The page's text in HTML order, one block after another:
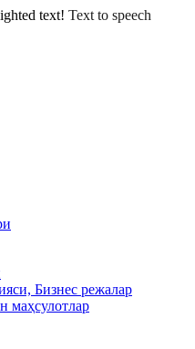
text! Text to speech
Бизнес режалар
маҳсулотлар